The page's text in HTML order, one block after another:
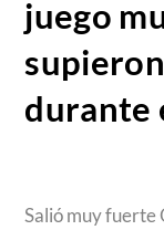
juego
durante
Salió muy fuerte